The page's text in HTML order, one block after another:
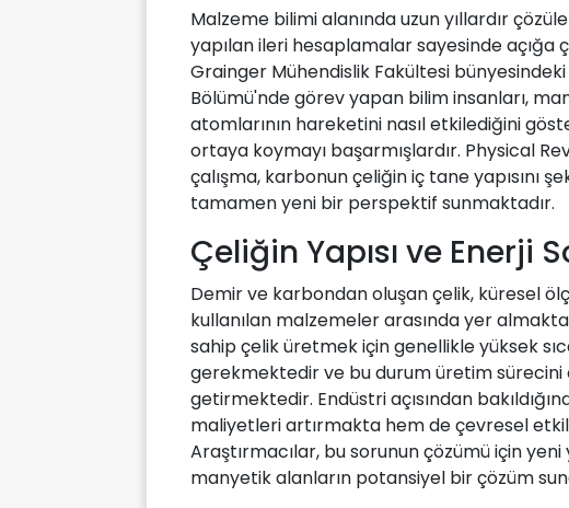
Malzeme bilimi alanında uzun yıllardır
yapılan ileri hesaplamalar sayesinde açığa
Grainger Mühendislik Fakültesi
Bölümü'nde görev yapan bilim insanları,
atomlarının hareketini nasıl etkilediğini
ortaya koymayı başarmışlardır. Physical
çalışma, karbonun çeliğin iç tane yapısını
tamamen yeni bir perspektif sunmaktadır.
Çeliğin Yapısı ve Enerji
Demir ve karbondan oluşan çelik, küresel
kullanılan malzemeler arasında yer
sahip çelik üretmek için genellikle yüksek
gerekmektedir ve bu durum üretim
getirmektedir. Endüstri açısından
maliyetleri artırmakta hem de çevresel
Araştırmacılar, bu sorunun çözümü için
manyetik alanların potansiyel bir çözüm